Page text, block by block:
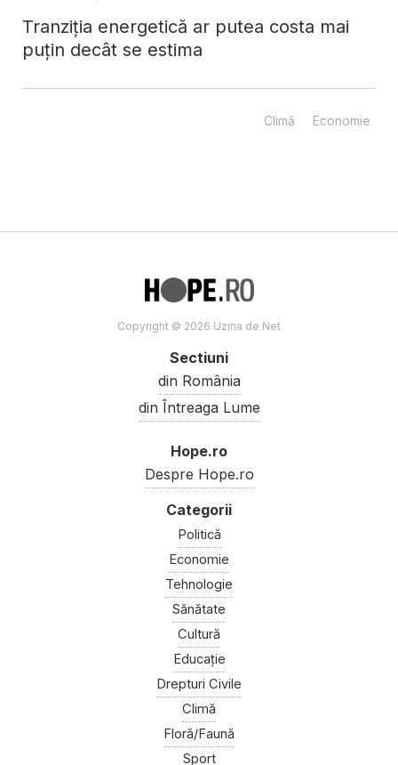
Tranziția energetică ar putea costa mai
puțin decât se estima
Climă Economie
Copyright © 2026 Uzina de Net
Sectiuni
din România
din Întreaga Lume
Hope.ro
Despre Hope.ro
Politică
Economie
Tehnologie
Sănătate
Cultură
Educație
Drepturi Civile
Climă
Floră/Faună
Sport